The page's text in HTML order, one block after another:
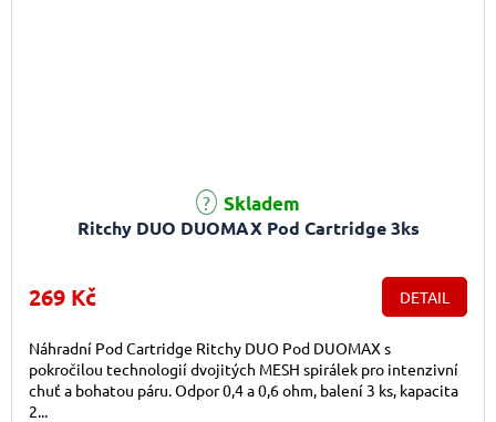
Ritchy DUO DUOMAX Pod Cartridge 3ks
Skladem
269 Kč DETAIL
Náhradní Pod Cartridge Ritchy DUO Pod DUOMAX s
pokročilou technologií dvojitých MESH spirálek pro intenzivní
chuť a bohatou páru. Odpor 0,4 a 0,6 ohm, balení 3 ks, kapacita
2...